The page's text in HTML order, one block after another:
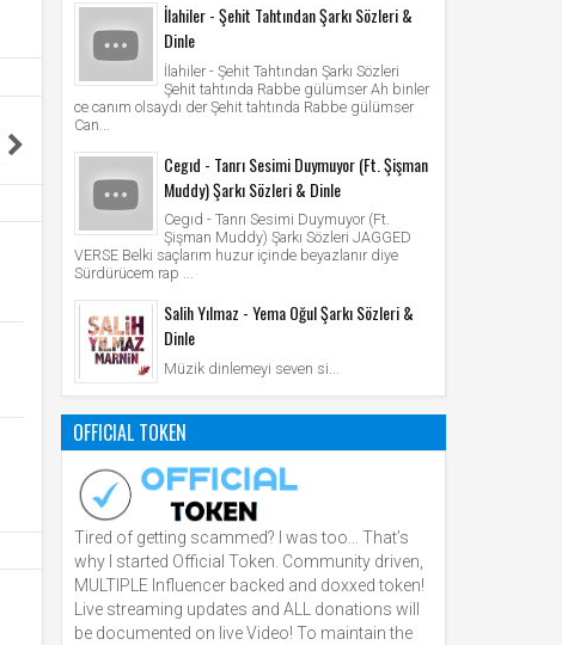
İlahiler - Şehit Tahtından Şarkı Sözleri &
Dinle
İlahiler - Şehit Tahtından Şarkı Sözleri
Şehit tahtında Rabbe gülümser Ah binler
ce canım olsaydı der Şehit tahtında Rabbe gülümser
Can...
Cegıd - Tanrı Sesimi Duymuyor (Ft. Şişman
Muddy) Şarkı Sözleri & Dinle
Cegıd - Tanrı Sesimi Duymuyor (Ft.
Şişman Muddy) Şarkı Sözleri JAGGED
VERSE Belki saçlarım huzur içinde beyazlanır diye
Sürdürücem rap ...
Salih Yılmaz - Yema Oğul Şarkı Sözleri &
Dinle
Müzik dinlemeyi seven si...
OFFICIAL TOKEN
Tired of getting scammed? I was too… That’s
why I started Official Token. Community driven,
MULTIPLE Influencer backed and doxxed token!
Live streaming updates and ALL donations will
be documented on live Video! To maintain the